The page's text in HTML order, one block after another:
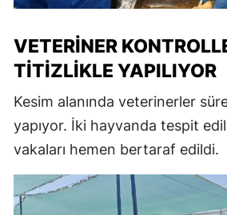
VETERINER
TITIZLIKLE YAPILIYOR
Kesim alanında veterinerler
yapıyor. İki hayvanda tespit
vakaları hemen bertaraf edildi.